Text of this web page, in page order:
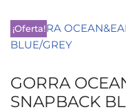
¡Oferta!
GORRA
SNAPBACK